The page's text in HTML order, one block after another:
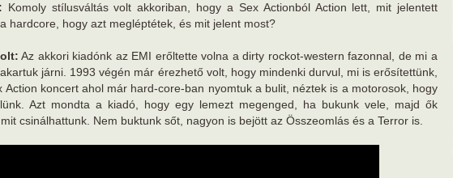
Komoly stílusváltás volt akkoriban, hogy a Sex Actionból Action lett, mit jelentett
hardcore, hogy azt megléptétek, és mit jelent most?
Az akkori kiadónk az EMI erőltette volna a dirty rockot-western fazonnal, de mi a
járni. 1993 végén már érezhető volt, hogy mindenki durvul, mi is erősítettünk,
Action koncert ahol már hard-core-ban nyomtuk a bulit, néztek is a motorosok, hogy
Azt mondta a kiadó, hogy egy lemezt megenged, ha bukunk vele, majd ők
csinálhattunk. Nem buktunk sőt, nagyon is bejött az Összeomlás és a Terror is.